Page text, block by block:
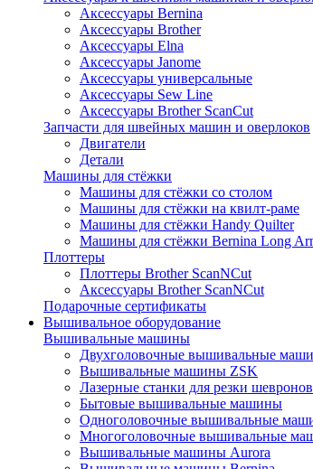
Аксессуары Bernina
Аксессуары Brother
Аксессуары Elna
Аксессуары Janome
Аксессуары универсальные
Аксессуары Sew Line
Аксессуары Brother ScanCut
Запчасти для швейных машин и оверлоков
Двигатели
Детали
Машины для стёжки
Машины для стёжки со столом
Машины для стёжки на квилт-раме
Машины для стёжки Handy Quilter
Машины для стёжки Bernina Long
Плоттеры
Плоттеры Brother ScanNCut
Аксессуары Brother ScanNCut
Подарочные сертификаты
Вышивальное оборудование
Вышивальные машины
Двухголовочные вышивальные
Вышивальные машины ZSK
Лазерные станки для резки шевронов
Бытовые вышивальные машины
Одноголовочные вышивальные
Многоголовочные вышивальные
Вышивальные машины Aurora